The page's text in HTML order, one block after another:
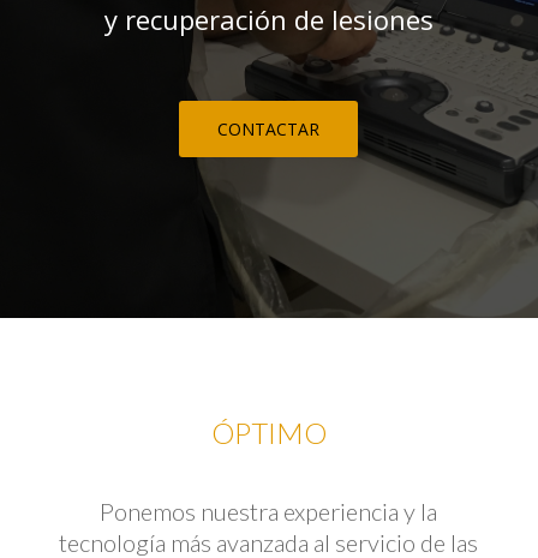
y recuperación de lesiones
CONTACTAR
ÓPTIMO
Ponemos nuestra experiencia y la
tecnología más avanzada al servicio de las